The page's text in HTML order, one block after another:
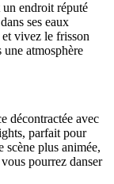
endroit réputé
ses eaux
vivez le frisson
atmosphère
décontractée avec
parfait pour
scène plus animée,
pourrez danser